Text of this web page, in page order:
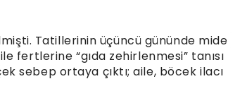
Tatillerinin üçüncü gününde mide
fertlerine “gıda zehirlenmesi” tanısı
sebep ortaya çıktı; aile, böcek ilacı